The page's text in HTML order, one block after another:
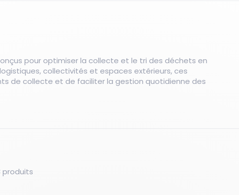
et citernes
Les essentiels du moment
pour optimiser la collecte et le tri des déchets en
collectivités et espaces extérieurs, ces
de collecte et de faciliter la gestion quotidienne des
produits